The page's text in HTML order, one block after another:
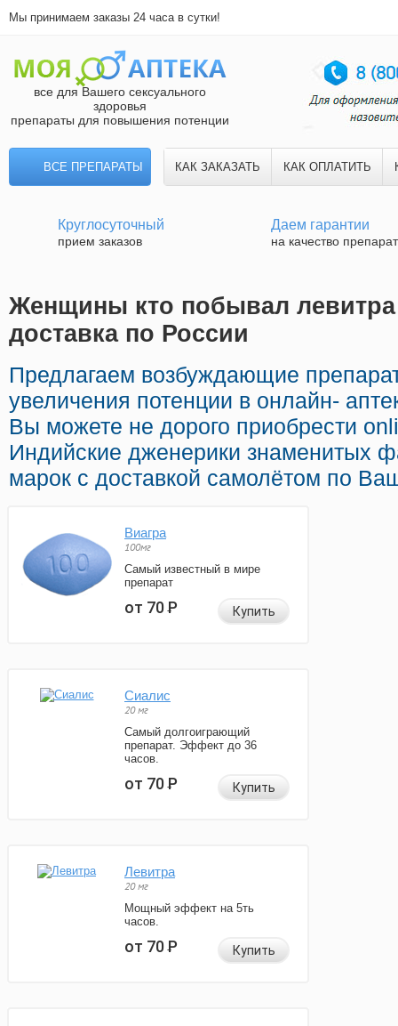
Мы принимаем заказы 24 часа в сутки!
все для Вашего сексуального
здоровья
препараты для повышения потенции
ВСЕ ПРЕПАРАТЫ КАК ЗАКАЗАТЬ КАК ОПЛАТИТЬ
Круглосуточный
прием заказов
Даем гарантии
на качество
Женщины кто побывал
доставка по России
Предлагаем возбуждающие
увеличения потенции в онлайн-
Вы можете не дорого приобрести
Индийские дженерики знаменитых
марок с доставкой самолётом по
Виагра
100мг
Самый известный в мире
препарат
от 70Р Купить
Сиалис
20 мг
Самый долгоиграющий
препарат. Эффект до 36
часов.
от 70Р Купить
Левитра
20 мг
Мощный эффект на 5ть
часов.
от 70Р Купить